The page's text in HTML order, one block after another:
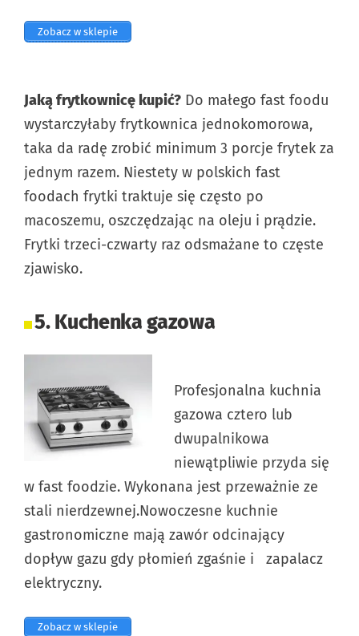
Zobacz w sklepie
Jaką frytkownicę kupić? Do małego fast foodu
wystarczyłaby frytkownica jednokomorowa,
taka da radę zrobić minimum 3 porcje frytek za
jednym razem. Niestety w polskich fast
foodach frytki traktuje się często po
macoszemu, oszczędzając na oleju i prądzie.
Frytki trzeci-czwarty raz odsmażane to częste
zjawisko.
5. Kuchenka gazowa
Profesjonalna kuchnia
gazowa cztero lub
dwupalnikowa
niewątpliwie przyda się
w fast foodzie. Wykonana jest przeważnie ze
stali nierdzewnej.Nowoczesne kuchnie
gastronomiczne mają zawór odcinający
dopływ gazu gdy płomień zgaśnie i zapalacz
elektryczny.
Zobacz w sklepie